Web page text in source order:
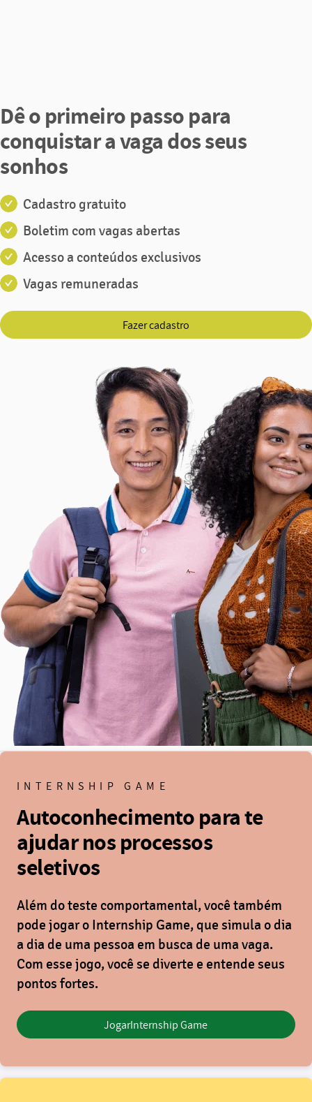
Dê o primeiro passo para
conquistar a vaga dos seus
sonhos
Cadastro gratuito
Boletim com vagas abertas
Acesso a conteúdos exclusivos
Vagas remuneradas
Fazer cadastro
INTERNSHIP GAME
Autoconhecimento para te
ajudar nos processos
seletivos
Além do teste comportamental, você também
pode jogar o Internship Game, que simula o dia
a dia de uma pessoa em busca de uma vaga.
Com esse jogo, você se diverte e entende seus
pontos fortes.
JogarInternship Game